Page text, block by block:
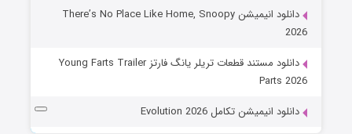
دانلود انیمیشن There’s No Place Like Home, Snoopy
2026
دانلود مستند قطعات تریلر یانگ فارتز Young Farts Trailer
Parts 2026
دانلود انیمیشن تکامل Evolution 2026